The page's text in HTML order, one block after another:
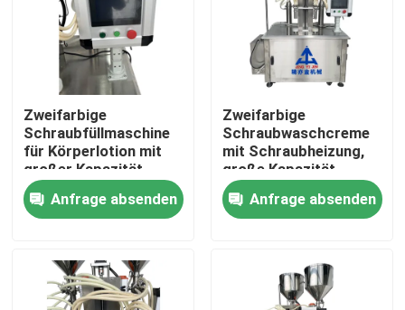
Startseite
Videos
Zweifarbige
Schraubfüllmaschine
für Körperlotion mit
großer Kapazität
Anfrage absenden
Zweifarbige
Schraubwaschcreme
mit Schraubheizung,
große Kapazität
Anfrage absenden